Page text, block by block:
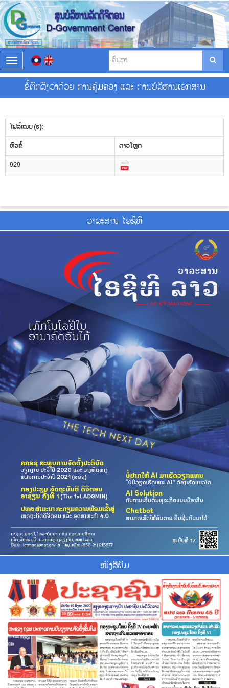
T
o
g
l
n
a
v
i
g
a
t
n
ຂໍ້ຕົກລົງວ່າດ້ວຍ ການຄຸ້ມຄອງ ແລະ ການບໍລິຫານເອກສານ
ໄຟລ໌ແນບ (s):
​ຫົວ​ຂໍ້
ດາວ​ໂຫຼດ
929
ວາ​ລະ​ສານ ໄອ​ຊີ​ທີ
ໜັງສືພິມ